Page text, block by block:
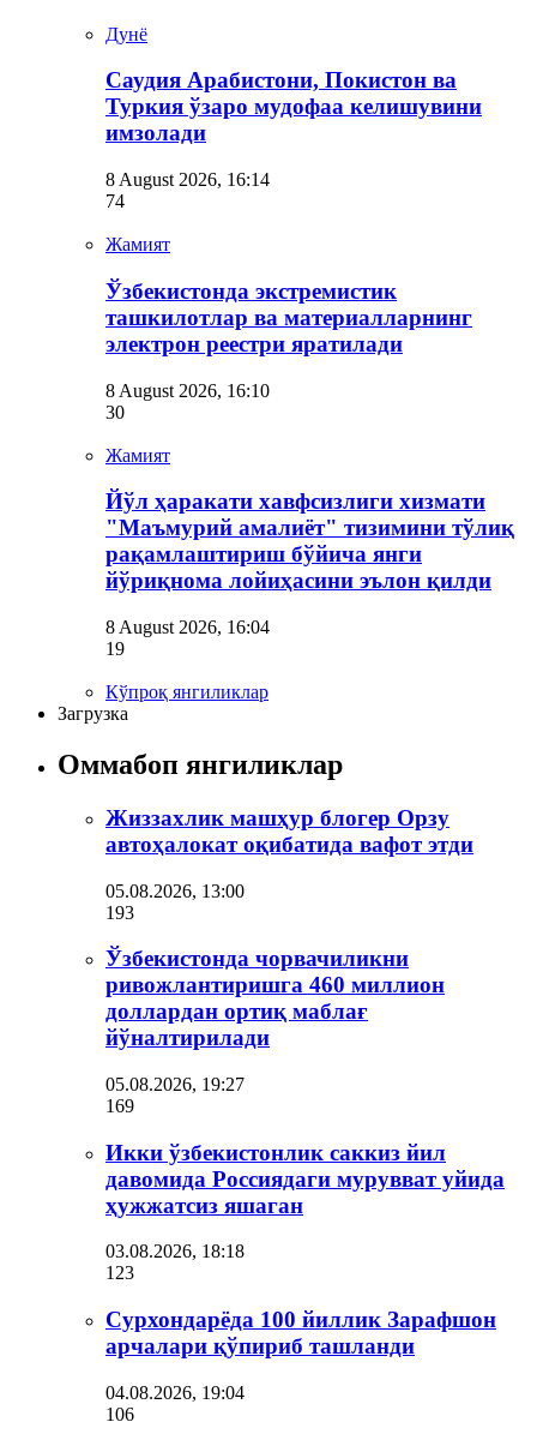
Дунё
Саудия Арабистони, Покистон ва
Туркия ўзаро мудофаа келишувини
имзолади
8 August 2026, 16:14
74
Жамият
Ўзбекистонда экстремистик
ташкилотлар ва материалларнинг
электрон реестри яратилади
8 August 2026, 16:10
30
Жамият
Йўл ҳаракати хавфсизлиги хизмати
"Маъмурий амалиёт" тизимини тўлиқ
рақамлаштириш бўйича янги
йўриқнома лойиҳасини эълон қилди
8 August 2026, 16:04
19
Кўпроқ янгиликлар
Загрузка
Оммабоп янгиликлар
Жиззахлик машҳур блогер Орзу
автоҳалокат оқибатида вафот этди
05.08.2026, 13:00
193
Ўзбекистонда чорвачиликни
ривожлантиришга 460 миллион
доллардан ортиқ маблағ
йўналтирилади
05.08.2026, 19:27
169
Икки ўзбекистонлик саккиз йил
давомида Россиядаги мурувват уйида
ҳужжатсиз яшаган
03.08.2026, 18:18
123
Сурхондарёда 100 йиллик Зарафшон
арчалари қўпириб ташланди
04.08.2026, 19:04
106